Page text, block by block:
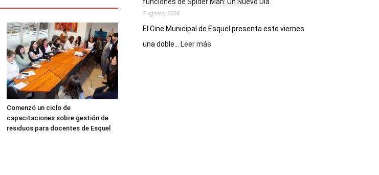
Comenzó un ciclo de
capacitaciones sobre gestión de
residuos para docentes de Esquel
7 agosto, 2026
El Cine Municipal de Esquel presenta este viernes
una doble...
Leer más